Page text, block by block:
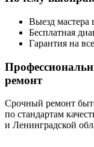
Выезд мастера
Бесплатная
Гарантия на
ремонт
Срочный ремонт
по стандартам
и Ленинградской